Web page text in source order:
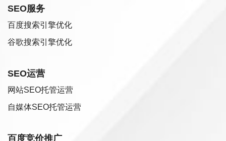
SEO服务
百度搜索引擎优化
谷歌搜索引擎优化
SEO运营
网站SEO托管运营
自媒体SEO托管运营
百度竞价推广